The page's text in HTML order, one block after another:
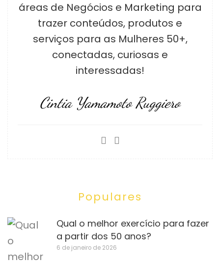
áreas de Negócios e Marketing para
trazer conteúdos, produtos e
serviços para as Mulheres 50+,
conectadas, curiosas e
interessadas!
Cintia Yamamoto Ruggiero
Populares
Qual o melhor exercício para fazer
a partir dos 50 anos?
6 de janeiro de 2026